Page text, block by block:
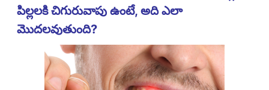
పిల్లలకి చిగురువాపు ఉంటే, అది ఎలా
మొదలవుతుంది?